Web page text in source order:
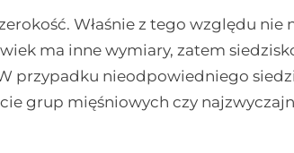
Właśnie z tego względu nie
ma inne wymiary, zatem
przypadku nieodpowiedniego
grup mięśniowych czy